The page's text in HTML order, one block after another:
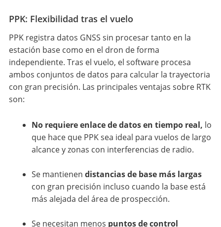
PPK: Flexibilidad tras el vuelo
PPK registra datos GNSS sin procesar tanto en la
estación base como en el dron de forma
independiente. Tras el vuelo, el software procesa
ambos conjuntos de datos para calcular la trayectoria
con gran precisión. Las principales ventajas sobre RTK
son:
No requiere enlace de datos en tiempo real, lo
que hace que PPK sea ideal para vuelos de largo
alcance y zonas con interferencias de radio.
Se mantienendistancias de base más largas
con gran precisión incluso cuando la base está
más alejada del área de prospección.
Se necesitan menos puntos de control